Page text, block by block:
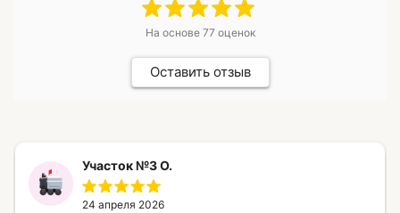
На основе 77 оценок
Оставить отзыв
Участок №3 О.
24 апреля 2026